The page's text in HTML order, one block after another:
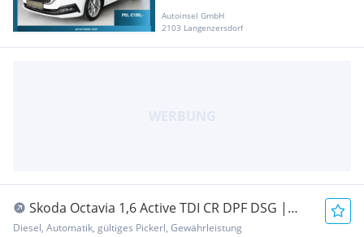
Autoinsel GmbH
2103 Langenzersdorf
Skoda Octavia 1,6 Active TDI CR DPF DSG |
SERVICE NEU...
Diesel, Automatik, gültiges Pickerl, Gewährleistung